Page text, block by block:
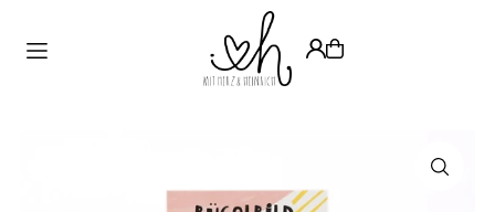
Translation missing: de.accessibility.skip_to_text